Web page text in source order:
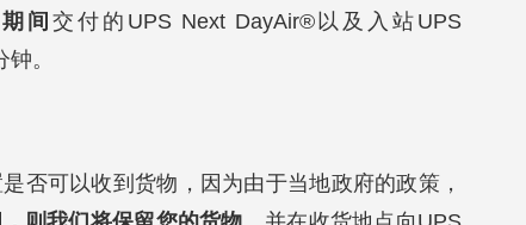
间交付的UPS Next DayAir®以及入站UPS
。
否可以收到货物，因为由于当地政府的政策，